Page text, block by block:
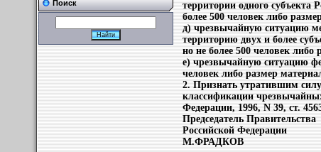
Поиск
территории одного субъекта
более 500 человек либо
д) чрезвычайную ситуацию
территорию двух и более
но не более 500 человек
е) чрезвычайную ситуацию
человек либо размер
2. Признать утратившим
классификации
Федерации, 1996, N 39, ст.
Председатель Правительства
Российской Федерации
М.ФРАДКОВ